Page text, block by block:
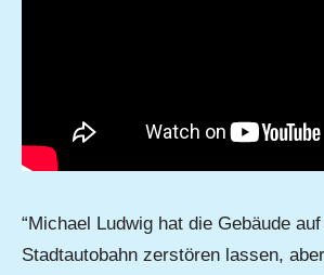
“Michael Ludwig hat die Gebäude
Stadtautobahn zerstören lassen,